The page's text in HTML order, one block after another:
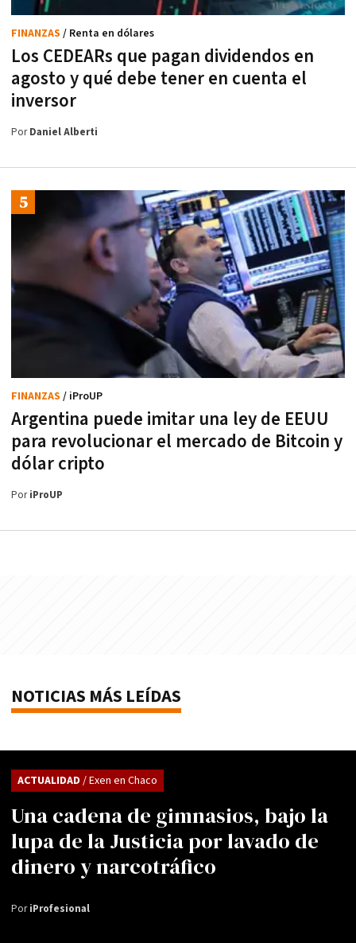
Los CEDEARs que pagan dividendos en
agosto y qué debe tener en cuenta el
inversor
FINANZAS / Renta en dólares
PorDaniel Alberti
Argentina puede imitar una ley de EEUU
para revolucionar el mercado de Bitcoin y
dólar cripto
FINANZAS / iProUP
PoriProUP
NOTICIAS MÁS LEÍDAS
Una cadena de gimnasios, bajo la
lupa de la Justicia por lavado de
dinero y narcotráfico
ACTUALIDAD / Exen en Chaco
PoriProfesional